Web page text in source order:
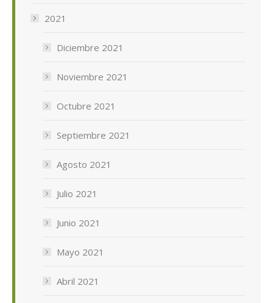
2021
Diciembre 2021
Noviembre 2021
Octubre 2021
Septiembre 2021
Agosto 2021
Julio 2021
Junio 2021
Mayo 2021
Abril 2021